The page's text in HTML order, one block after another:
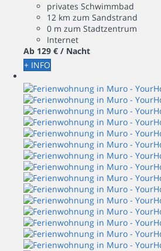
privates Schwimmbad
12 km zum Sandstrand
0 m zum Stadtzentrum
Internet
Ab 129 € / Nacht
+ INFO